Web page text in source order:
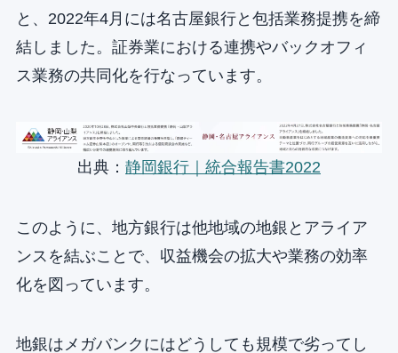
と、2022年4月には名古屋銀行と包括業務提携を締
結しました。証券業における連携やバックオフィ
ス業務の共同化を行なっています。
出典： 静岡銀行｜統合報告書2022
このように、地方銀行は他地域の地銀とアライア
ンスを結ぶことで、収益機会の拡大や業務の効率
化を図っています。
地銀はメガバンクにはどうしても規模で劣ってし